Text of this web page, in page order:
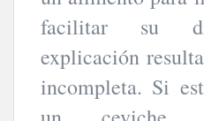
facilitar su
explicación
incompleta. Si